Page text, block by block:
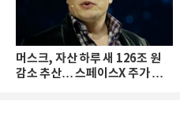
머스크, 자산 하루 새 126조 원
감소 추산… 스페이스X 주가 하